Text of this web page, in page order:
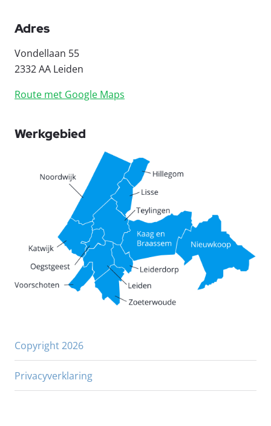
Adres
Vondellaan 55
2332 AA Leiden
Route met Google Maps
Werkgebied
Copyright 2026
Privacyverklaring